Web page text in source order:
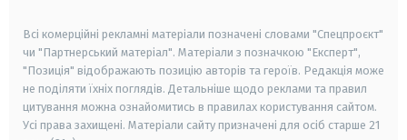
Всі комерційні рекламні матеріали позначені словами "Спецпроєкт"
чи "Партнерський матеріал". Матеріали з позначкою "Експерт",
"Позиція" відображають позицію авторів та героїв. Редакція може
не поділяти їхніх поглядів. Детальніше щодо реклами та правил
цитування можна ознайомитись в правилах користування сайтом.
Усі права захищені. Матеріали сайту призначені для осіб старше 21